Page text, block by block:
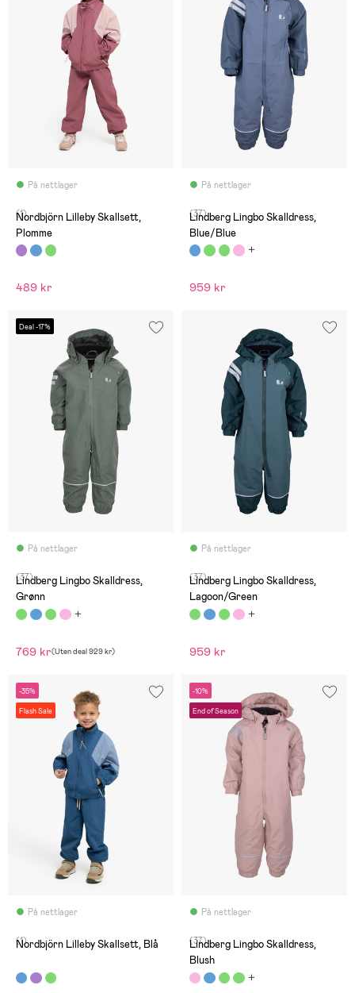
På nettlager
(1)
Nordbjörn Lilleby Skallsett,
Plomme
489 kr
På nettlager
(37)
Lindberg Lingbo Skalldress,
Blue/Blue
959 kr
Deal -17%
På nettlager
(37)
Lindberg Lingbo Skalldress,
Grønn
769 kr(Uten deal929 kr)
På nettlager
(37)
Lindberg Lingbo Skalldress,
Lagoon/Green
959 kr
-35%
Flash Sale
På nettlager
(1)
Nordbjörn Lilleby Skallsett, Blå
-10%
End of Season
På nettlager
(37)
Lindberg Lingbo Skalldress,
Blush